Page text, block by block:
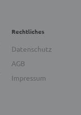
Rechtliches
Datenschutz
AGB
Impressum